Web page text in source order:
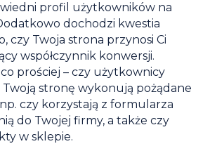
profil użytkowników na
dochodzi kwestia
czy Twoja strona przynosi Ci
współczynnik konwersji.
prościej – czy użytkownicy
stronę wykonują pożądane
np. czy korzystają z formularza
do Twojej firmy, a także czy
w sklepie.